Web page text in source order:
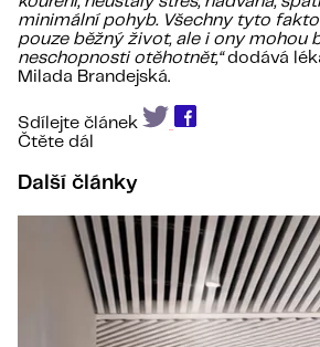
minimální pohyb. Všechny tyto
pouze běžný život, ale i ony mohou
neschopnosti otěhotnět,“dodává
Milada Brandejská.
Sdílejte článek
Čtěte dál
Další články